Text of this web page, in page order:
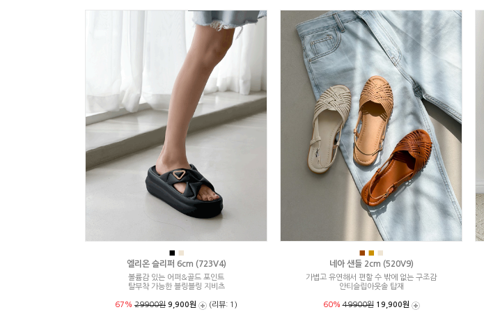
■
엘리온 슬리퍼 6cm (723V4)
볼륨감 있는 어퍼&골드 포인트
탈부착 가능한 블링블링 지비츠
67% 29900원 9,900원 (리뷰: 1)
■ ■
네아 샌들 2cm (520V9)
가볍고 유연해서 편할 수 밖에 없는 구조감
안티슬립아웃솔 탑재
60%49900원 19,900원